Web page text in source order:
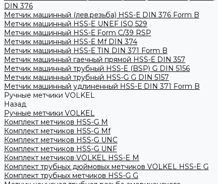
DIN 376
Метчик машинный (лев.резьба) HSS-Е DIN 376 Form B
Метчик машинный HSS-E UNEF ISO 529
Метчик машинный HSS-Е Form C/39 RSP
Метчик машинный HSS-Е Mf DIN 374
Метчик машинный HSS-Е TIN DIN 371 Form B
Метчик машинный гаечный прямой HSS-Е DIN 357
Метчик машинный трубный HSS-E (BSP) G DIN 5156
Метчик машинный трубный HSS-G G DIN 5157
Метчик машинный удлиненный HSS-Е DIN 371 Form B
Ручные метчики VOLKEL
Назад
Ручные метчики VOLKEL
Комплект метчиков HSS-G M
Комплект метчиков HSS-G Mf
Комплект метчиков HSS-G UNC
Комплект метчиков HSS-G UNF
Комплект метчиков VOLKEL HSS-E M
Комплект трубных дюймовых метчиков VOLKEL HSS-E G
Комплект трубных метчиков HSS-G G